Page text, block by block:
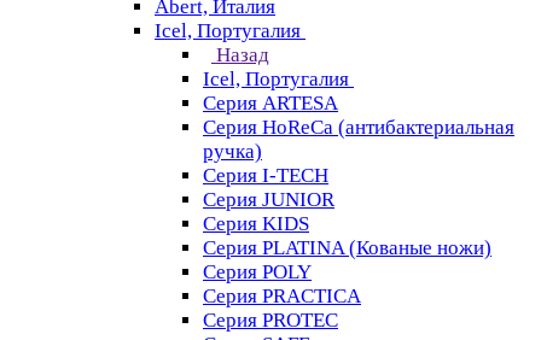
Abert, Италия
Icel, Португалия
Назад
Icel, Португалия
Серия ARTESA
Серия HoReCa (антибактериальная
ручка)
Серия I-TECH
Серия JUNIOR
Серия KIDS
Серия PLATINA (Кованые ножи)
Серия POLY
Серия PRACTICA
Серия PROTEC